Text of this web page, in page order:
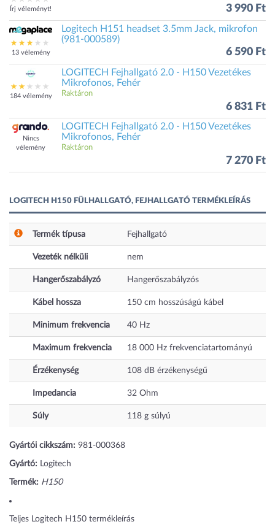
Írj véleményt! 3 990 Ft
13 vélemény
Logitech H151 headset 3.5mm Jack, mikrofon
(981-000589)
6 590 Ft
184 vélemény
LOGITECH Fejhallgató 2.0 - H150 Vezetékes
Mikrofonos, Fehér
Raktáron
6 831 Ft
Nincs
vélemény
LOGITECH Fejhallgató 2.0 - H150 Vezetékes
Mikrofonos, Fehér
Raktáron
7 270 Ft
LOGITECH H150 FÜLHALLGATÓ, FEJHALLGATÓ TERMÉKLEÍRÁS
Termék típusa Fejhallgató
Vezeték nélküli nem
Hangerőszabályzó Hangerőszabályzós
Kábel hossza 150 cm hosszúságú kábel
Minimum frekvencia 40 Hz
Maximum frekvencia 18 000 Hz frekvenciatartományú
Érzékenység 108 dB érzékenységű
Impedancia 32 Ohm
Súly 118 g súlyú
Gyártói cikkszám: 981-000368
Gyártó: Logitech
Termék: H150
Teljes Logitech H150 termékleírás